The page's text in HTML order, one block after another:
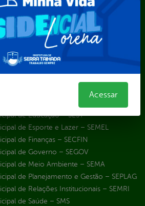
do Município
Social e Audiovisual
Econômico e Turismo
Pública e Energia Elétrica
da Mulher – SEMU
de Agricultura e Recursos Hídricos –
de Educação – SEST
de Esporte e Lazer – SEMEL
de Finanças – SECFIN
de Governo – SEGOV
de Meio Ambiente – SEMA
de Planejamento e Gestão – SEPLAG
de Relações Institucionais – SEMRI
de Saúde – SMS
Acessar